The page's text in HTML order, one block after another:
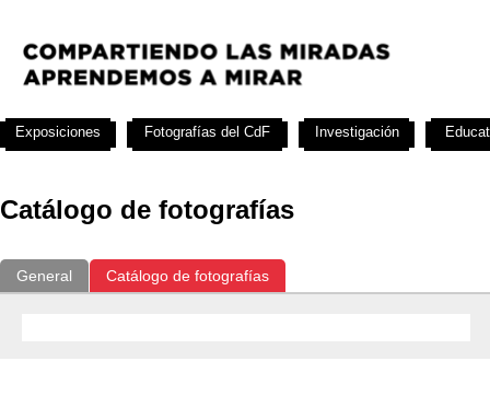
Catálogo de fotografías
General Catálogo de fotografías
Exposiciones Fotografías del CdF Investigación